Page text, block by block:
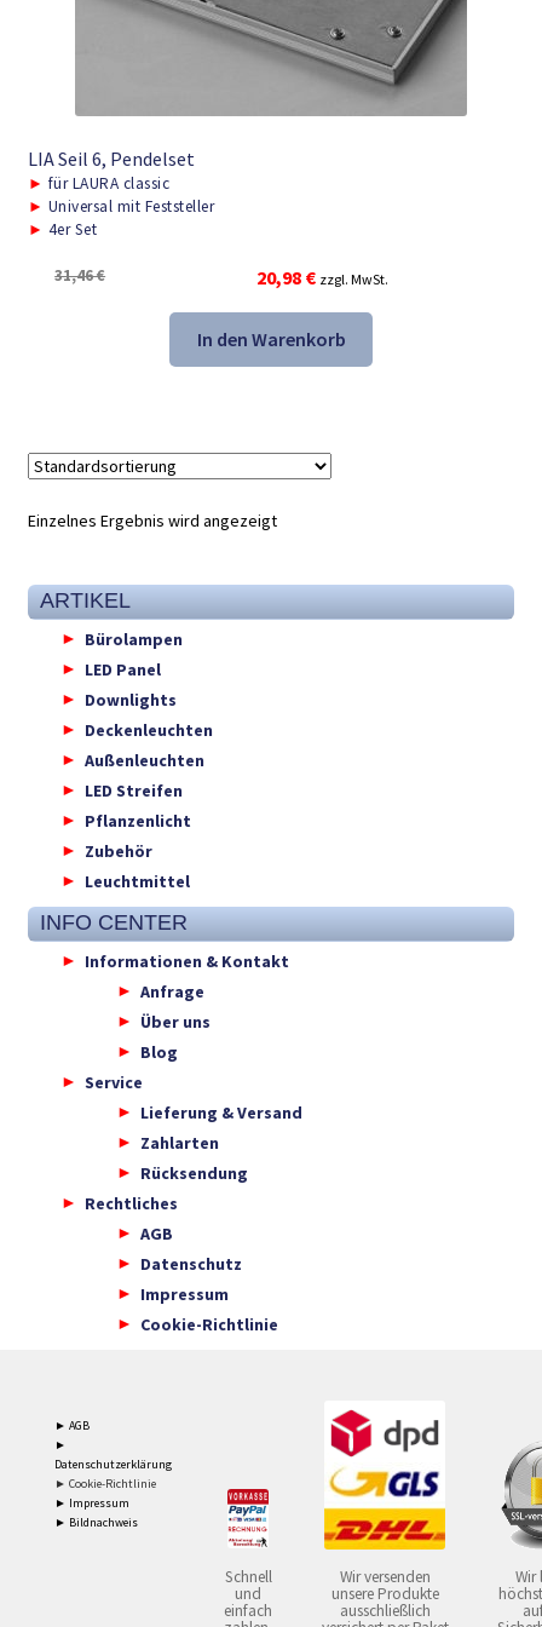
LIA Seil 6, Pendelset
► für LAURA classic
► Universal mit Feststeller
► 4er Set
31,46€
Ursprünglicher
Preis
war:
31,46 €
20,98 €Aktueller
Preis
ist:
20,98 €.
zzgl. MwSt.
In den Warenkorb
Einzelnes Ergebnis wird angezeigt
ARTIKEL
Bürolampen
LED Panel
Downlights
Deckenleuchten
Außenleuchten
LED Streifen
Pflanzenlicht
Zubehör
Leuchtmittel
INFO CENTER
Informationen & Kontakt
Anfrage
Über uns
Blog
Service
Lieferung & Versand
Zahlarten
Rücksendung
Rechtliches
AGB
Datenschutz
Impressum
Cookie-Richtlinie
► AGB
►
Datenschutzerklärung
► Cookie-Richtlinie
► Impressum
► Bildnachweis
Schnell
und
einfach
Wir versenden
unsere Produkte
ausschließlich
Wir